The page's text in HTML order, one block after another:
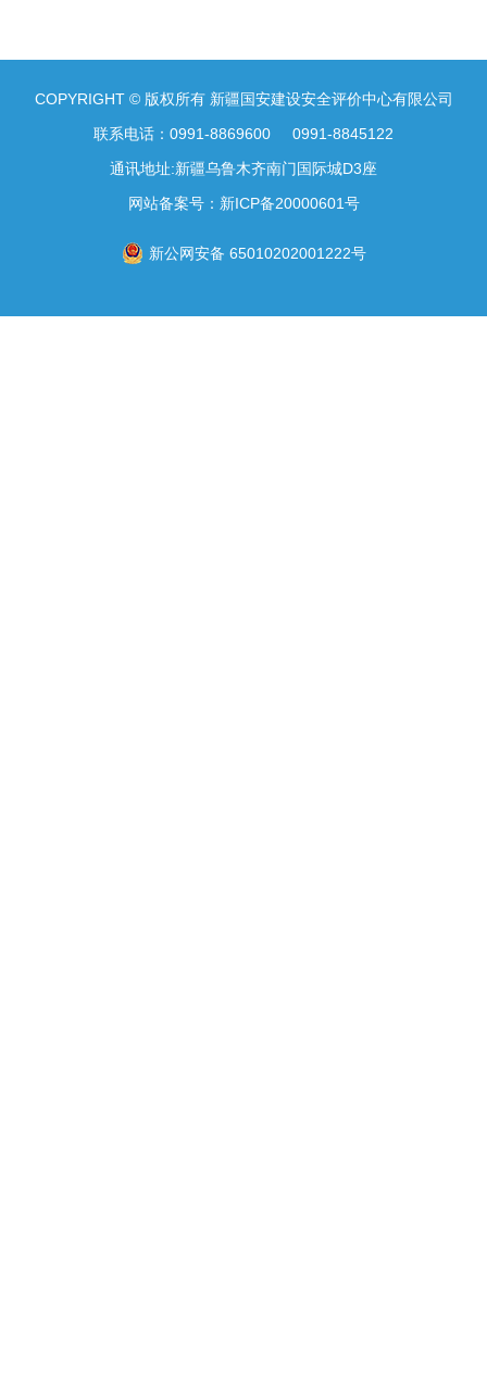
COPYRIGHT © 版权所有 新疆国安建设安全评价中心有限公司
联系电话：0991-8869600 0991-8845122
通讯地址:新疆乌鲁木齐南门国际城D3座
网站备案号： 新ICP备20000601号
新公网安备 65010202001222号